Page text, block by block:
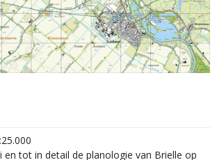
tot in detail de planologie van Brielle op